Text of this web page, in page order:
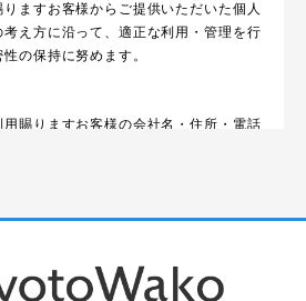
ますお客様からご提供いただいた個人
え方に沿って、適正な利用・管理を行
の保持に努めます。
賜りますお客様の会社名・住所・電話
収集をさせて頂きます。
人情報は当社内で厳重な管理を行い、